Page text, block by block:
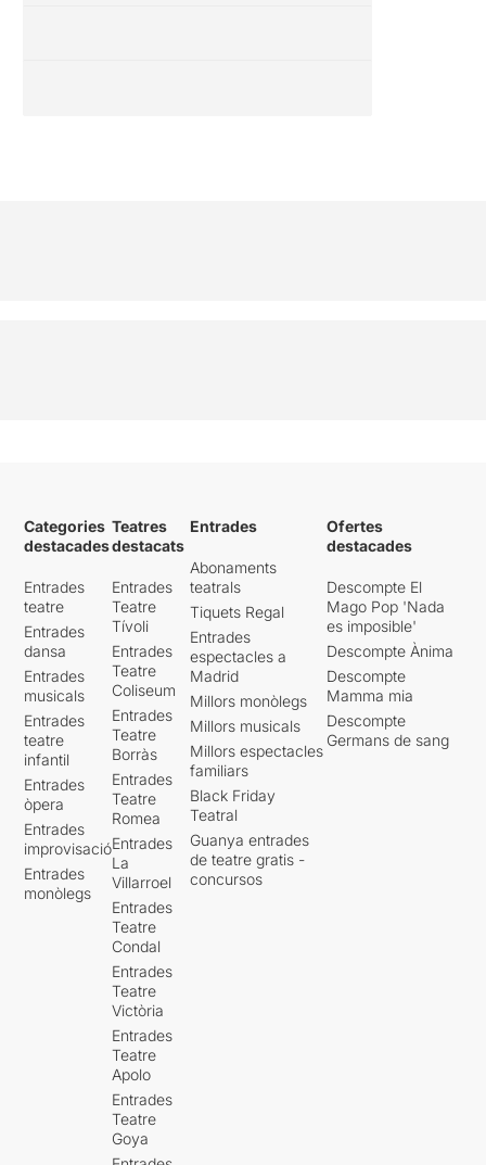
Categories
destacades
Entrades
teatre
Entrades
dansa
Entrades
musicals
Entrades
teatre
infantil
Entrades
òpera
Entrades
improvisació
Entrades
monòlegs
Teatres
destacats
Entrades
Teatre
Tívoli
Entrades
Teatre
Coliseum
Entrades
Teatre
Borràs
Entrades
Teatre
Romea
Entrades
La
Villarroel
Entrades
Teatre
Condal
Entrades
Teatre
Victòria
Entrades
Teatre
Apolo
Entrades
Teatre
Goya
Entrades
Abonaments
teatrals
Tiquets Regal
Entrades
espectacles a
Madrid
Millors monòlegs
Millors musicals
Millors espectacles
familiars
Black Friday
Teatral
Guanya entrades
de teatre gratis -
concursos
Ofertes
destacades
Descompte El
Mago Pop 'Nada
es imposible'
Descompte Ànima
Descompte
Mamma mia
Descompte
Germans de sang